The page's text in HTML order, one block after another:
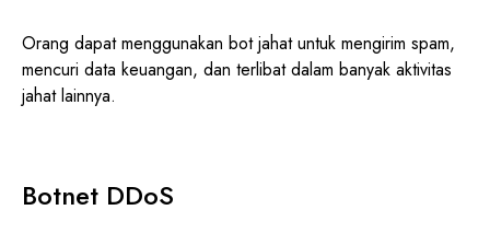
Orang dapat menggunakan bot jahat untuk mengirim spam,
mencuri data keuangan, dan terlibat dalam banyak aktivitas
jahat lainnya.
Botnet DDoS